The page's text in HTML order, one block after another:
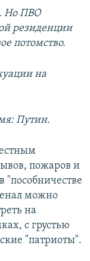
Но ПВО
резиденции
потомство.
на
Путин.
пожаров и
можно
на
с грустью
"патриоты".